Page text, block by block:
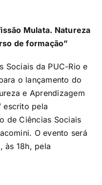
Mulata. Natureza
de formação”
Sociais da PUC-Rio e
o lançamento do
e Aprendizagem
escrito pela
de Ciências Sociais
O evento será
às 18h, pela